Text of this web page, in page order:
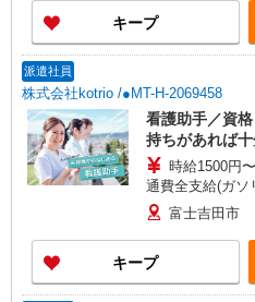
キープ
派遣社員
株式会社kotrio /●MT-H-2069458
看護助手／資
持ちがあれば
時給1500円
通費全支給(ガソ
富士吉田市
キープ